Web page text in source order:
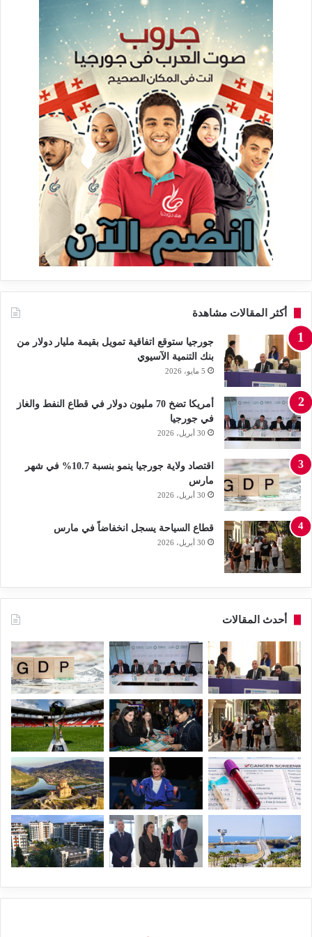
أكثر المقالات مشاهدة
جورجيا ستوقع اتفاقية تمويل بقيمة مليار دولار من
بنك التنمية الآسيوي
5 مايو، 2026
أمريكا تضخ 70 مليون دولار في قطاع النفط والغاز
في جورجيا
30 أبريل، 2026
اقتصاد ولاية جورجيا ينمو بنسبة 10.7% في شهر
مارس
30 أبريل، 2026
قطاع السياحة يسجل انخفاضاً في مارس
30 أبريل، 2026
أحدث المقالات